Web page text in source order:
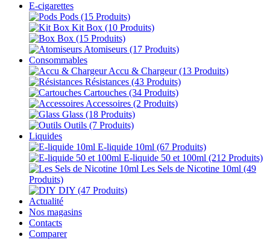
E-cigarettes
Pods (15 Produits)
Kit Box (10 Produits)
Box (15 Produits)
Atomiseurs (17 Produits)
Consommables
Accu & Chargeur(13 Produits)
Résistances (43 Produits)
Cartouches (34 Produits)
Accessoires (2 Produits)
Glass (18 Produits)
Outils (7 Produits)
Liquides
E-liquide 10ml (67 Produits)
E-liquide 50 et 100ml (212 Produits)
Les Sels de Nicotine 10ml (49
Produits)
DIY (47 Produits)
Actualité
Nos magasins
Contacts
Comparer